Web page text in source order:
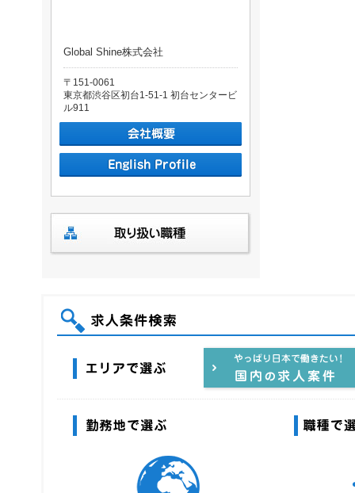
Global Shine株式会社
〒151-0061
東京都渋谷区初台1-51-1 初台センタービ
ル911